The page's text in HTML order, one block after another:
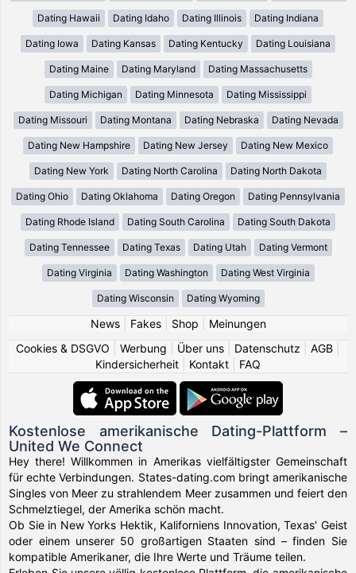
Dating Hawaii Dating Idaho Dating Illinois Dating Indiana
Dating Iowa Dating Kansas Dating Kentucky Dating Louisiana
Dating Maine Dating Maryland Dating Massachusetts
Dating Michigan Dating Minnesota Dating Mississippi
Dating Missouri Dating Montana Dating Nebraska Dating Nevada
Dating New Hampshire Dating New Jersey Dating New Mexico
Dating New York Dating North Carolina Dating North Dakota
Dating Ohio Dating Oklahoma Dating Oregon Dating Pennsylvania
Dating Rhode Island Dating South Carolina Dating South Dakota
Dating Tennessee Dating Texas Dating Utah Dating Vermont
Dating Virginia Dating Washington Dating West Virginia
Dating Wisconsin Dating Wyoming
News| Fakes| Shop
Meinungen
Cookies & DSGVO
Werbung Über uns Datenschutz AGB
Kindersicherheit
Kontakt FAQ
Kostenlose amerikanische Dating-Plattform –
United We Connect
Hey there! Willkommen in Amerikas vielfältigster Gemeinschaft
für echte Verbindungen. States-dating.com bringt amerikanische
Singles von Meer zu strahlendem Meer zusammen und feiert den
Schmelztiegel, der Amerika schön macht.
Ob Sie in New Yorks Hektik, Kaliforniens Innovation, Texas' Geist
oder einem unserer 50 großartigen Staaten sind – finden Sie
kompatible Amerikaner, die Ihre Werte und Träume teilen.